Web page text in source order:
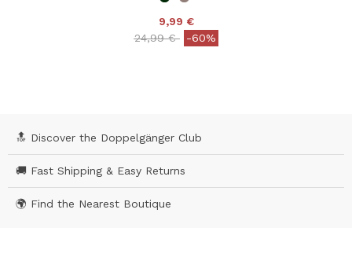
9,99 €
Price reduced from
24,99 €to-60%
🔝 Discover the Doppelgänger Club
🚚 Fast Shipping & Easy Returns
🌍 Find the Nearest Boutique